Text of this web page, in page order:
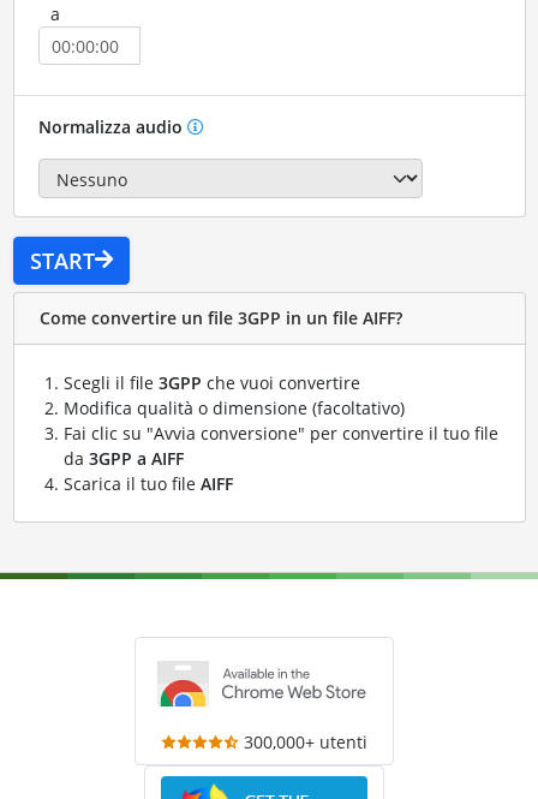
a
Normalizza audio
START
Come convertire un file 3GPP in un file AIFF?
Scegli il file 3GPP che vuoi convertire
Modifica qualità o dimensione (facoltativo)
Fai clic su "Avvia conversione" per convertire il tuo file
da 3GPP a AIFF
Scarica il tuo file AIFF
300,000+ utenti